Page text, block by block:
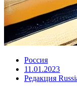
Россия
11.01.2023
Редакция